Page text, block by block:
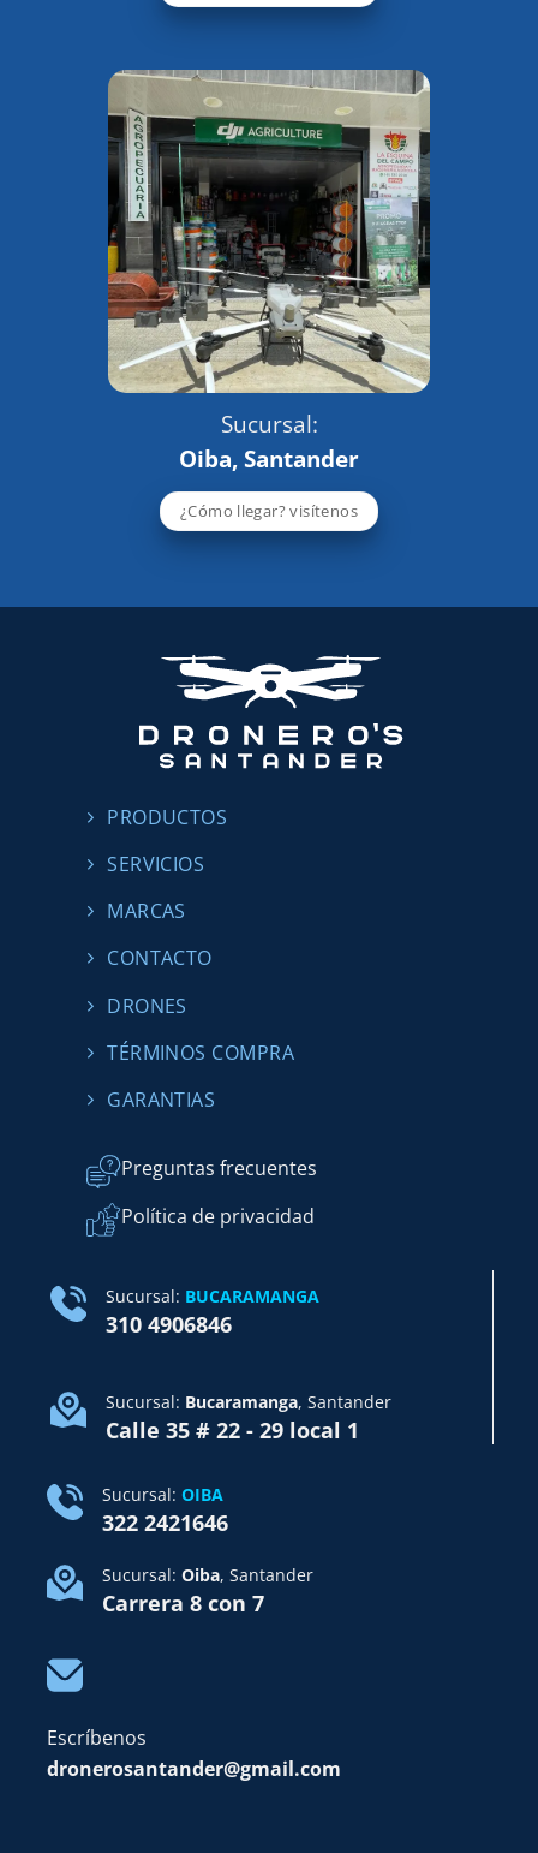
Sucursal:
Oiba, Santander
¿Cómo llegar? visítenos
PRODUCTOS
SERVICIOS
MARCAS
CONTACTO
DRONES
TÉRMINOS COMPRA
GARANTIAS
Preguntas frecuentes
Política de privacidad
Sucursal: BUCARAMANGA
310 4906846
Sucursal: Bucaramanga, Santander
Calle 35 # 22 - 29 local 1
Sucursal: OIBA
322 2421646
Sucursal: Oiba, Santander
Carrera 8 con 7
Escríbenos
dronerosantander@gmail.com